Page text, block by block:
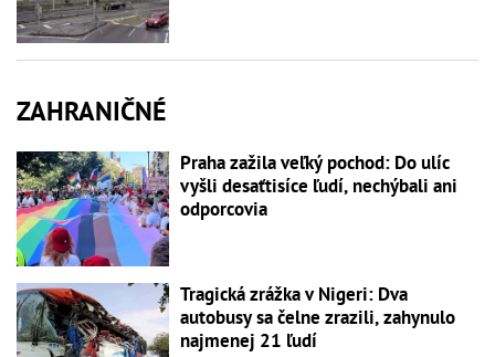
ZAHRANIČNÉ
Praha zažila veľký pochod: Do ulíc
vyšli desaťtisíce ľudí, nechýbali ani
odporcovia
Tragická zrážka v Nigeri: Dva
autobusy sa čelne zrazili, zahynulo
najmenej 21 ľudí